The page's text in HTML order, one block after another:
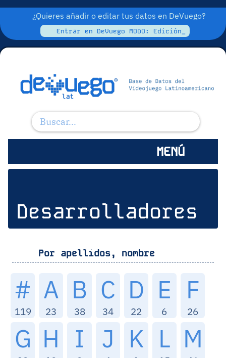
¿Quieres añadir o editar tus datos en DeVuego?
Entrar en DeVuego MODO: Edición_
MENÚ
Desarrolladores
Por apellidos, nombre
#
119
A
23
B
38
C
34
D
22
E
6
F
26
G H I J K L M